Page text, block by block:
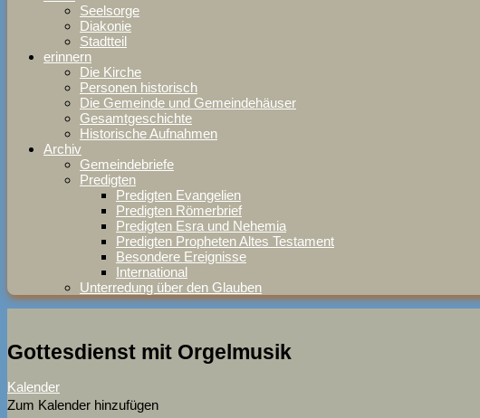
Seelsorge
Diakonie
Stadtteil
erinnern
Die Kirche
Personen historisch
Die Gemeinde und Gemeindehäuser
Gesamtgeschichte
Historische Aufnahmen
Archiv
Gemeindebriefe
Predigten
Predigten Evangelien
Predigten Römerbrief
Predigten Esra und Nehemia
Predigten Propheten Altes Testament
Besondere Ereignisse
International
Unterredung über den Glauben
Gottesdienst mit Orgelmusik
Kalender
Zum Kalender hinzufügen